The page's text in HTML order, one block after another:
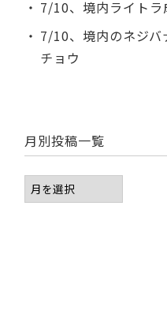
7/10、境内ライトラ
7/10、境内のネジバ
チョウ
月別投稿一覧